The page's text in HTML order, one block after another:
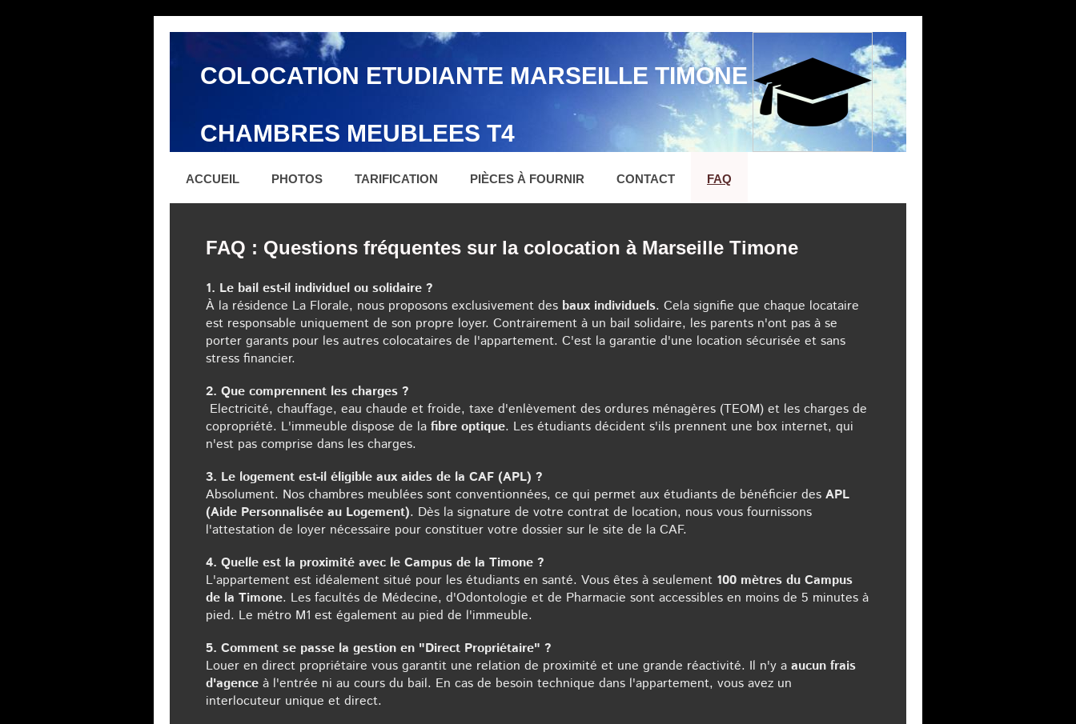
COLOCATION ETUDIANTE MARSEILLE TIMONE
CHAMBRES MEUBLEES T4
ACCUEIL PHOTOS TARIFICATION PIÈCES À FOURNIR CONTACT FAQ
FAQ : Questions fréquentes sur la colocation à Marseille Timone
1. Le bail est-il individuel ou solidaire ?
À la résidence La Florale, nous proposons exclusivement des baux individuels. Cela signifie que chaque locataire
est responsable uniquement de son propre loyer. Contrairement à un bail solidaire, les parents n'ont pas à se
porter garants pour les autres colocataires de l'appartement. C'est la garantie d'une location sécurisée et sans
stress financier.
2. Que comprennent les charges ?
Electricité, chauffage, eau chaude et froide, taxe d'enlèvement des ordures ménagères (TEOM) et les charges de
copropriété. L'immeuble dispose de la fibre optique. Les étudiants décident s'ils prennent une box internet, qui
n'est pas comprise dans les charges.
3. Le logement est-il éligible aux aides de la CAF (APL) ?
Absolument. Nos chambres meublées sont conventionnées, ce qui permet aux étudiants de bénéficier des APL
(Aide Personnalisée au Logement). Dès la signature de votre contrat de location, nous vous fournissons
l'attestation de loyer nécessaire pour constituer votre dossier sur le site de la CAF.
4. Quelle est la proximité avec le Campus de la Timone ?
L'appartement est idéalement situé pour les étudiants en santé. Vous êtes à seulement 100 mètres du Campus
de la Timone. Les facultés de Médecine, d'Odontologie et de Pharmacie sont accessibles en moins de 5 minutes à
pied. Le métro M1 est également au pied de l'immeuble.
5. Comment se passe la gestion en "Direct Propriétaire" ?
Louer en direct propriétaire vous garantit une relation de proximité et une grande réactivité. Il n'y a aucun frais
d'agence à l'entrée ni au cours du bail. En cas de besoin technique dans l'appartement, vous avez un
interlocuteur unique et direct.